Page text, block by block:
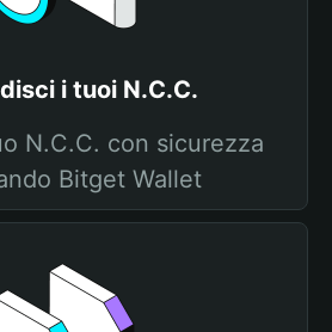
i tuoi N.C.C.
N.C.C. con sicurezza
Bitget Wallet